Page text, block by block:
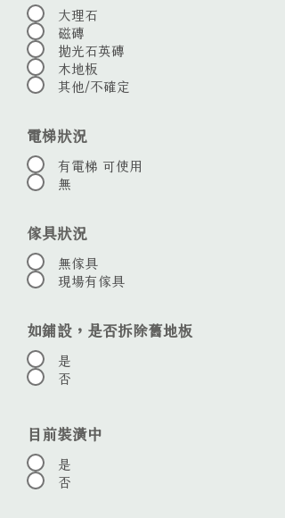
大理石
磁磚
拋光石英磚
木地板
其他/不確定
電梯狀況
有電梯 可使用
無
傢具狀況
無傢具
現場有傢具
如鋪設，是否拆除舊地板
是
否
目前裝潢中
是
否